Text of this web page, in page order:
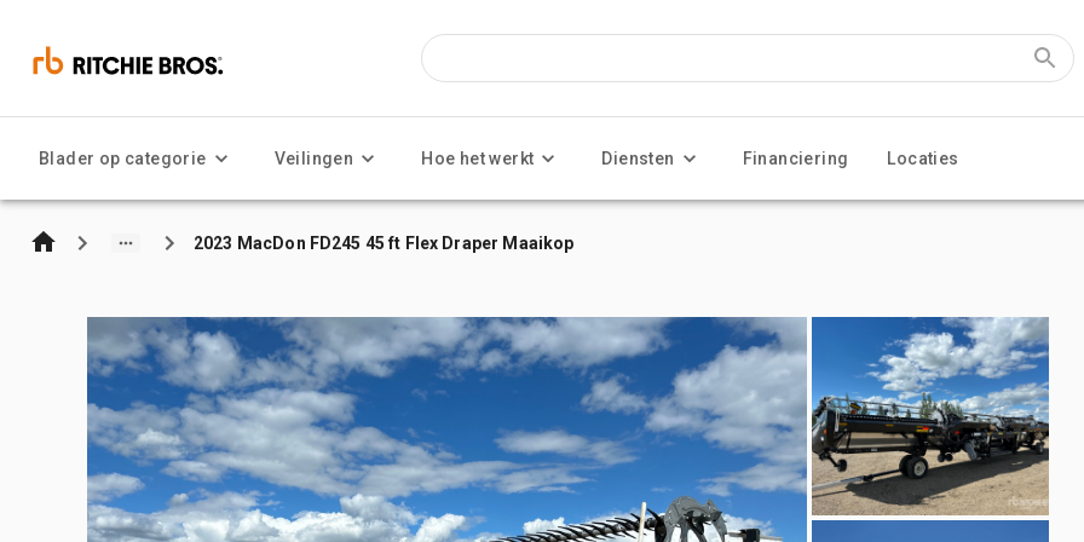
Blader op categorie Veilingen Hoe het werkt Diensten Financiering Locaties
2023 MacDon FD245 45 ft Flex Draper Maaikop